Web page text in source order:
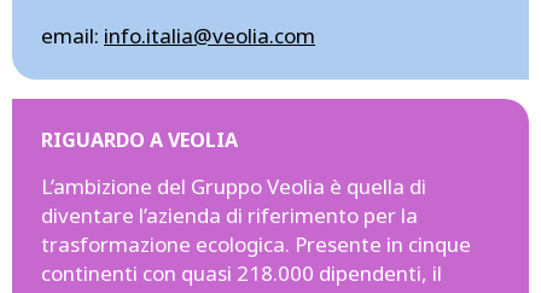
email: info.italia@veolia.com
RIGUARDO A VEOLIA
L’ambizione del Gruppo Veolia è quella di
diventare l’azienda di riferimento per la
trasformazione ecologica. Presente in cinque
continenti con quasi 218.000 dipendenti, il